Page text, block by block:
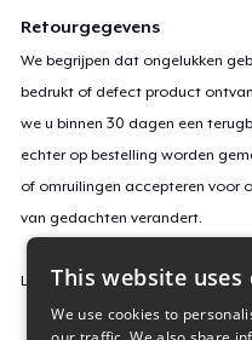
Retourgegevens
We begrijpen dat ongelukken
bedrukt of defect product
we u binnen 30 dagen een
echter op bestelling worden
of omruilingen accepteren voor
van gedachten verandert.
Lees hier meer over onze
This website uses
We use cookies to